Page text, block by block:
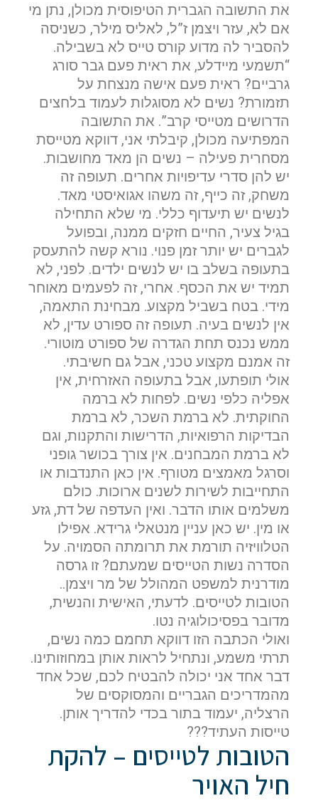
את התשובה הגברית הטיפוסית מכולן, נתן מי
אם לא, עזר ויצמן ז”ל, לאליס מילר, כשניסה
להסביר לה מדוע קורס טייס לא בשבילה.
“תשמעי מיידלע, את ראית פעם גבר סורג
גרביים? ראית פעם אישה מנצחת על
תזמורת? נשים לא מסוגלות לעמוד בלחצים
הדרושים מטייסי קרב”. את התשובה
המפתיעה מכולן, קיבלתי אני, דווקא מטייסת
מסחרית פעילה – נשים הן מאד מחושבות.
יש להן סדרי עדיפויות אחרים. תעופה זה
משחק, זה כייף, זה משהו אגואיסטי מאד.
לנשים יש תיעדוף כללי. מי שלא התחילה
בגיל צעיר, החיים חזקים ממנה, ובפועל
לגברים יש יותר זמן פנוי. נורא קשה להתעסק
בתעופה בשלב בו יש לנשים ילדים. לפני, לא
תמיד יש את הכסף. אחרי, זה לפעמים מאוחר
מידי. בטח בשביל מקצוע. מבחינת התאמה,
אין לנשים בעיה. תעופה זה ספורט עדין, לא
ממש נכנס תחת הגדרה של ספורט מוטורי.
זה אמנם מקצוע טכני, אבל גם חשיבתי.
אולי תופתעו, אבל בתעופה האזרחית, אין
אפליה כלפי נשים. לפחות לא ברמה
החוקתית. לא ברמת השכר, לא ברמת
הבדיקות הרפואיות, הדרישות והתקנות, וגם
לא ברמת המבחנים. אין צורך בכושר גופני
וסרגל מאמצים מטורף. אין כאן התנדבות או
התחייבות לשירות לשנים ארוכות. כולם
משלמים אותו הדבר. ואין העדפה של דת, גזע
או מין. יש כאן עניין מנטאלי גרידא. אפילו
הטלוויזיה תורמת את תרומתה הסמויה. על
הסדרה נשות הטייסים שמעתם? זו גרסה
מודרנית למשפט המהולל של מר ויצמן..
הטובות לטייסים. לדעתי, האישית והנשית,
מדובר בפסיכולוגיה נטו.
ואולי הכתבה הזו דווקא תחמם כמה נשים,
תרתי משמע, ונתחיל לראות אותן במחוזותינו.
דבר אחד אני יכולה להבטיח לכם, שכל אחד
מהמדריכים הגבריים והמסוקסים של
הרצליה, יעמוד בתור בכדי להדריך אותן.
טייסות העתיד???
הטובות לטייסים – להקת
חיל האויר